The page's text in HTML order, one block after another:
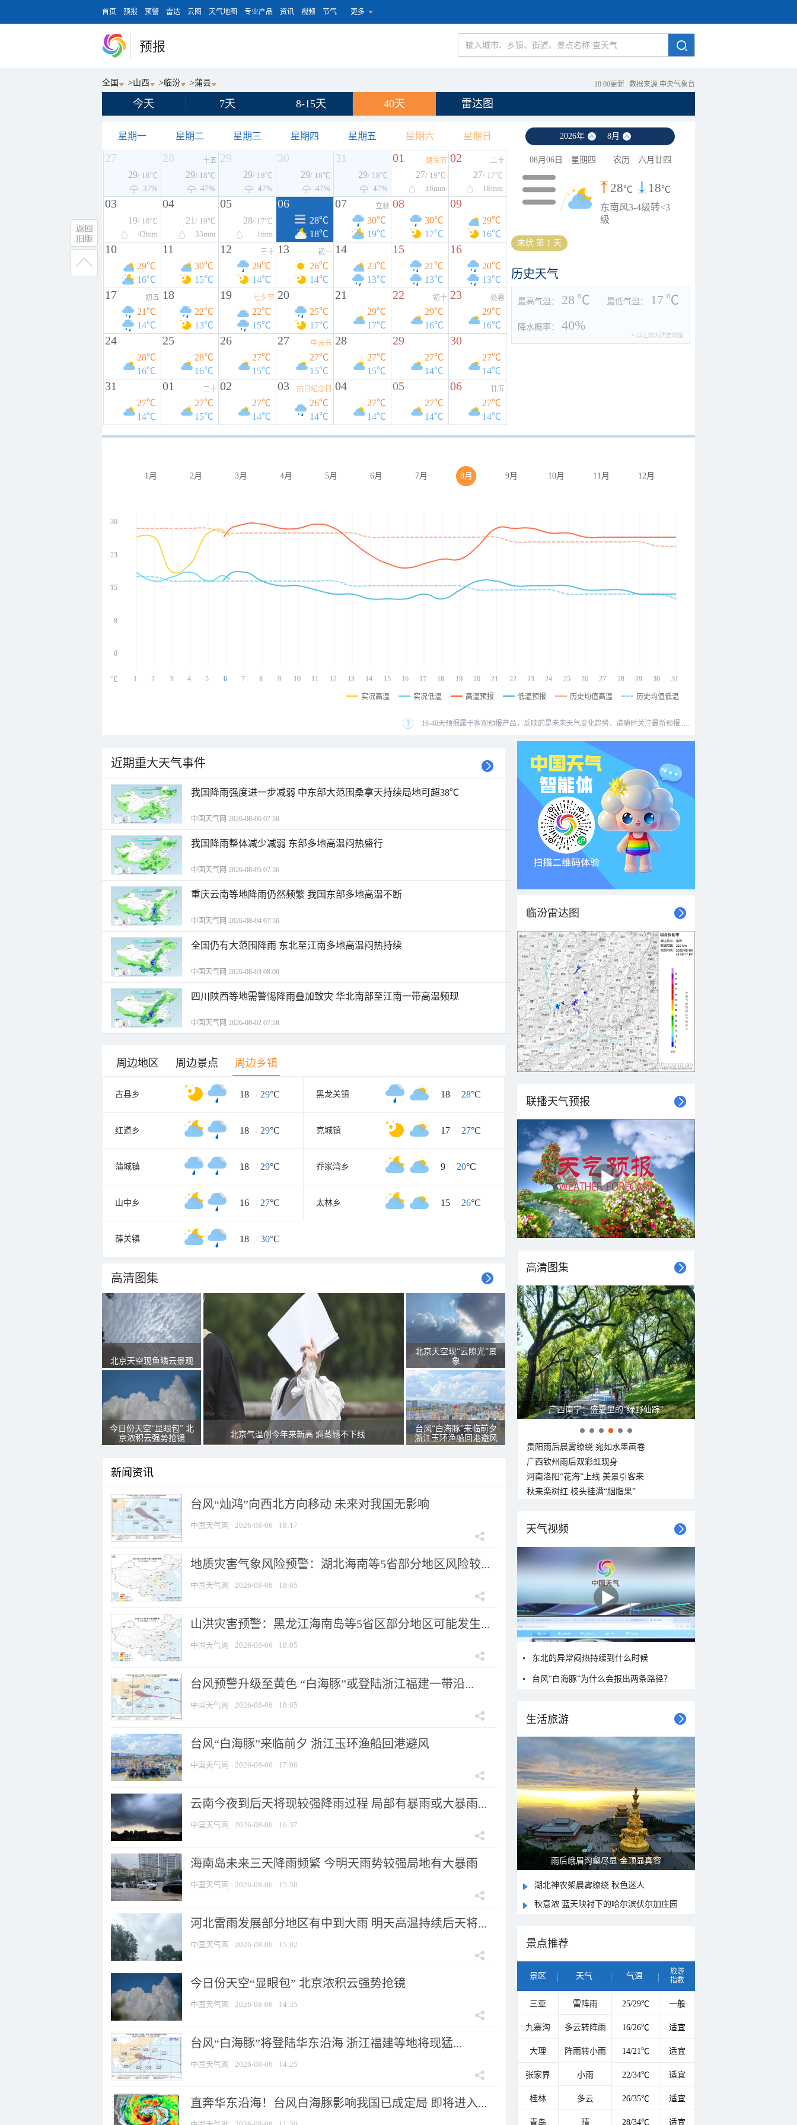
首页 预报 预警 雷达 云图 天气地图 专业产品 资讯 视频 节气 更多
预报
全国 >山西 > 临汾 >蒲县 18:00更新 数据来源 中央气象台
今天 7天 8-15天 40天 雷达图
星期一 星期二 星期三 星期四 星期五 星期六 星期日
27
29/ 18℃
37%
28 十五
29/ 18℃
47%
29
29/ 18℃
47%
30
29/ 18℃
47%
31
29/ 18℃
47%
01 建军节
27/ 19℃
16mm
02 二十
27/ 17℃
18mm
03
19/ 18℃
43mm
04
21 / 19℃
33mm
05
28/ 17℃
1mm
06
28℃
18℃
07 立秋
30℃
19℃
08
30℃
17℃
09
29℃
16℃
10
29℃
16℃
11
30℃
15℃
12 三十
29℃
14℃
13 初一
26℃
14℃
14
23℃
13℃
15
21℃
13℃
16
20℃
13℃
17 初五
21℃
14℃
18
22℃
13℃
19 七夕节
22℃
15℃
20
25℃
17℃
21
29℃
17℃
22 初十
29℃
16℃
23 处暑
29℃
16℃
24
28℃
16℃
25
28℃
16℃
26
27℃
15℃
27 中元节
27℃
15℃
28
27℃
15℃
29
27℃
14℃
30
27℃
14℃
31
27℃
14℃
01 二十
27℃
15℃
02
27℃
14℃
03 抗日纪念日
26℃
14℃
04
27℃
14℃
05
27℃
14℃
06 廿五
27℃
14℃
2026年 8月
08月06日 星期四 农历 六月廿四
28℃ 18℃
东南风3-4级转<3
级
末伏 第 1 天
历史天气
最高气温： 28 ℃ 最低气温： 17 ℃
降水概率： 40%
* 以上均为历史均值
1月 2月 3月 4月 5月 6月 7月 8月 9月 10月 11月 12月
30
23
15
8
0
1 2 3 4 5 6 7 8 9 10 11 12 13 14 15 16 17 18 19 20 21 22 23 24 25 26 27 28 29 30 31
℃
实况高温 实况低温 高温预报 低温预报 历史均值高温 历史均值低温
16-40天预报属于客观预报产品，反映的是未来天气变化趋势、请随时关注最新预报.....
近期重大天气事件
我国降雨强度进一步减弱 中东部大范围桑拿天持续局地可超38℃
中国天气网 2026-08-06 07:50
我国降雨整体减少减弱 东部多地高温闷热盛行
中国天气网 2026-08-05 07:56
重庆云南等地降雨仍然频繁 我国东部多地高温不断
中国天气网 2026-08-04 07:56
全国仍有大范围降雨 东北至江南多地高温闷热持续
中国天气网 2026-08-03 08:00
四川陕西等地需警惕降雨叠加致灾 华北南部至江南一带高温频现
中国天气网 2026-08-02 07:58
周边地区 周边景点 周边乡镇
古县乡 18 / 29°C 黑龙关镇 18 / 28°C
红道乡 18 / 29°C 克城镇 17 / 27°C
蒲城镇 18 / 29°C 乔家湾乡 9 / 20°C
山中乡 16 / 27°C 太林乡 15 / 26°C
薛关镇 18 / 30°C
高清图集
北京天空现鱼鳞云景观
今日份天空“显眼包” 北
京浓积云强势抢镜
北京气温创今年来新高 焖蒸感不下线
北京天空现“云隙光”景
象
台风“白海豚”来临前夕
浙江玉环渔船回港避风
新闻资讯
台风“灿鸿”向西北方向移动 未来对我国无影响
中国天气网 2026-08-06 18:17
地质灾害气象风险预警：湖北海南等5省部分地区风险较...
中国天气网 2026-08-06 18:05
山洪灾害预警：黑龙江海南岛等5省区部分地区可能发生...
中国天气网 2026-08-06 18:05
台风预警升级至黄色 “白海豚”或登陆浙江福建一带沿...
中国天气网 2026-08-06 18:05
台风“白海豚”来临前夕 浙江玉环渔船回港避风
中国天气网 2026-08-06 17:06
云南今夜到后天将现较强降雨过程 局部有暴雨或大暴雨...
中国天气网 2026-08-06 16:37
海南岛未来三天降雨频繁 今明天雨势较强局地有大暴雨
中国天气网 2026-08-06 15:50
河北雷雨发展部分地区有中到大雨 明天高温持续后天将...
中国天气网 2026-08-06 15:02
今日份天空“显眼包” 北京浓积云强势抢镜
中国天气网 2026-08-06 14:35
台风“白海豚”将登陆华东沿海 浙江福建等地将现猛...
中国天气网 2026-08-06 14:25
直奔华东沿海！台风白海豚影响我国已成定局 即将进入...
临汾雷达图
联播天气预报
高清图集
广西南宁：盛夏里的“绿野仙踪”
贵阳雨后晨雾缭绕 宛如水墨画卷
广西钦州雨后双彩虹现身
河南洛阳“花海”上线 美景引客来
秋来栾树红 枝头挂满“胭脂果”
天气视频
东北的异常闷热持续到什么时候
台风“白海豚”为什么会报出两条路径？
生活旅游
雨后峨眉沟壑尽显 金顶显真容
湖北神农架晨雾缭绕 秋色迷人
秋意浓 蓝天映衬下的哈尔滨伏尔加庄园
景点推荐
景区 天气 气温
旅游
指数
三亚 雷阵雨 25/29℃ 一般
九寨沟 多云转阵雨 16/26℃ 适宜
大理 阵雨转小雨 14/21℃ 适宜
张家界 小雨 22/34℃ 适宜
桂林 多云 26/35℃ 适宜
青岛 晴 28/34℃ 适宜